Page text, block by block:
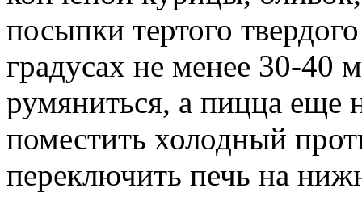
посыпки тертого
градусах не менее 30-40
румяниться, а пицца еще
поместить холодный
переключить печь на